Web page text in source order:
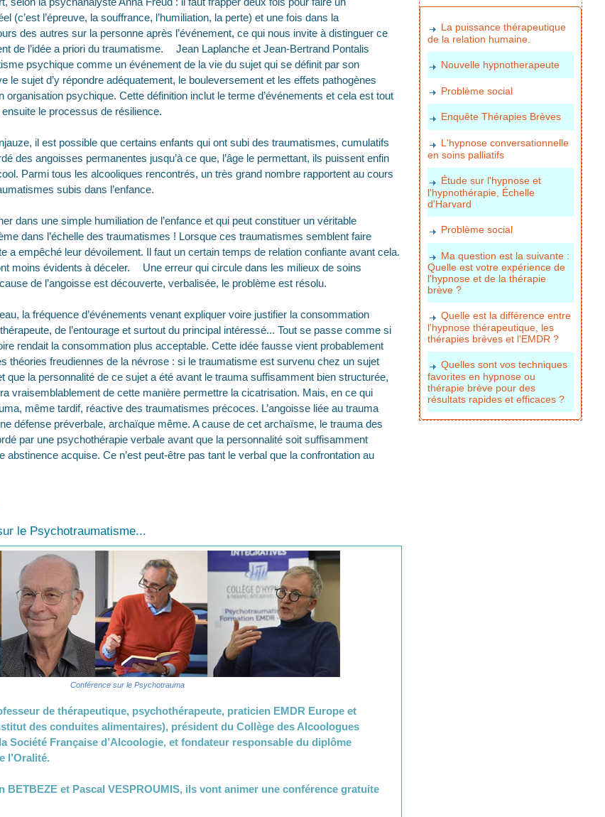
(c’est l’épreuve, la souffrance, l’humiliation, la perte) et une fois dans la
des autres sur la personne après l’événement, ce qui nous invite à distinguer ce
de l’idée a priori du traumatisme. Jean Laplanche et Jean-Bertrand Pontalis
psychique comme un événement de la vie du sujet qui se définit par son
le sujet d’y répondre adéquatement, le bouleversement et les effets pathogènes
organisation psychique. Cette définition inclut le terme d’événements et cela est tout
le processus de résilience.
il est possible que certains enfants qui ont subi des traumatismes, cumulatifs
des angoisses permanentes jusqu’à ce que, l’âge le permettant, ils puissent enfin
Parmi tous les alcooliques rencontrés, un très grand nombre rapportent au cours
subis dans l’enfance.
dans une simple humiliation de l’enfance et qui peut constituer un véritable
dans l’échelle des traumatismes ! Lorsque ces traumatismes semblent faire
a empêché leur dévoilement. Il faut un certain temps de relation confiante avant cela.
moins évidents à déceler. Une erreur qui circule dans les milieux de soins
de l’angoisse est découverte, verbalisée, le problème est résolu.
la fréquence d’événements venant expliquer voire justifier la consommation
de l’entourage et surtout du principal intéressé... Tout se passe comme si
rendait la consommation plus acceptable. Cette idée fausse vient probablement
théories freudiennes de la névrose : si le traumatisme est survenu chez un sujet
que la personnalité de ce sujet a été avant le trauma suffisamment bien structurée,
vraisemblablement de cette manière permettre la cicatrisation. Mais, en ce qui
même tardif, réactive des traumatismes précoces. L’angoisse liée au trauma
défense préverbale, archaïque même. A cause de cet archaïsme, le trauma des
par une psychothérapie verbale avant que la personnalité soit suffisamment
abstinence acquise. Ce n’est peut-être pas tant le verbal que la confrontation au
le Psychotraumatisme...
Conférence sur le Psychotrauma
de thérapeutique, psychothérapeute, praticien EMDR Europe et
des conduites alimentaires), président du Collège des Alcoologues
Société Française d’Alcoologie, et fondateur responsable du diplôme
l’Oralité.
BETBEZE et Pascal VESPROUMIS, ils vont animer une conférence gratuite
La puissance thérapeutique
de la relation humaine.
Nouvelle hypnotherapeute
Problème social
Enquête Thérapies Brèves
L'hypnose conversationnelle
en soins palliatifs
Étude sur l'hypnose et
l'hypnothérapie, Échelle
d'Harvard
Problème social
Ma question est la suivante :
Quelle est votre expérience de
l'hypnose et de la thérapie
brève ?
Quelle est la différence entre
l'hypnose thérapeutique, les
thérapies brèves et l'EMDR ?
Quelles sont vos techniques
favorites en hypnose ou
thérapie brève pour des
résultats rapides et efficaces ?